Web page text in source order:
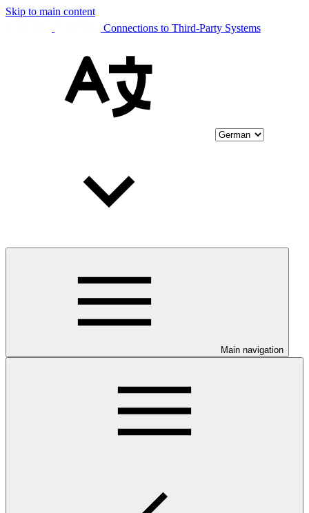
Skip to main content
Connections to Third-Party Systems
Main navigation